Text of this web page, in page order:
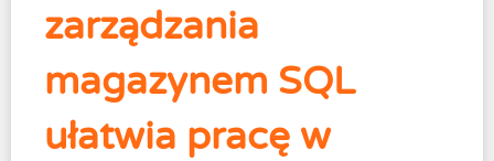
zarządzania
magazynem SQL
ułatwia pracę w